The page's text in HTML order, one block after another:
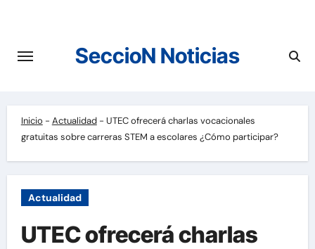
contenido
SeccioN Noticias
Inicio - Actualidad- UTEC ofrecerá charlas vocacionales
gratuitas sobre carreras STEM a escolares ¿Cómo participar?
Actualidad
UTEC ofrecerá charlas